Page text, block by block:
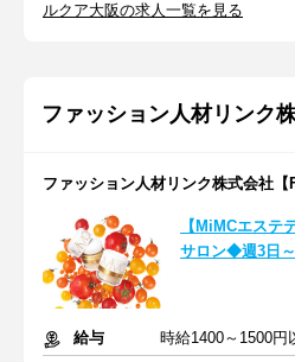
ルクア大阪の求人一覧を見る
ファッション人材リンク
ファッション人材リンク株式会社【
【MiMCエステ
サロン◆週3日
給与
時給1400～1500円